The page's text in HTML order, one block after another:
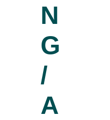
N
G
/
A